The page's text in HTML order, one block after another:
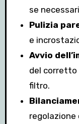
se
Pulizia
e
Avvio
del corretto
filtro.
regolazione